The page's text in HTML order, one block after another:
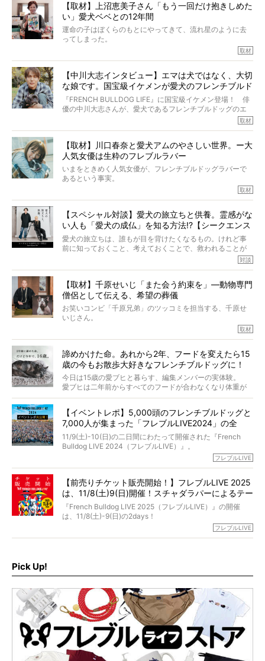
ところが、フレンチブルドッグの桃太郎は9歳で脳腫瘍を発
症し、なんと4年7ヶ月間も生き抜いたのです。旅立ったと
きの年齢は13歳と11ヶ月、レジェンド級のレジェンドでし
た。さらには、治療後3年間は一度も発作が起きなかったと
いいます。
この事実はフレンチブルドッグだけでなく、脳腫瘍と闘う
太郎のオーナーである佐藤さんご夫婦に、治療の選択やケ
アについて詳しくお話しをうかがいました。
【取材】上沼恵美子さん「もう一回だけ抱きしめた
い」愛犬ベベとの12年間
運命の子はぼくらのもとにやってきて、流れ星のように去
ってしまった。
り添いたいと思う。
その悲しみをいますぐ解消することはできないが、話をき
いて、泣いたり笑ったりするのもいいだろう。
こんな子だった、こんなにいい子だった、ほんとうに愛し
ていたと。
ぼくらは上沼恵美子さんのご自宅へ伺って、お話をきこう
と思った。
取材
【中川大志インタビュー】エマは犬ではなく、大切
な娘です。国宝級イケメンが愛犬のフレンチブルド
ッグと一緒に登場
『FRENCH BULLDOG LIFE』に国宝級イケメン登場！ 俳
優の中川大志さんが、愛犬であるフレンチブルドッグのエ
マちゃん（2歳の女の子）にメロメロとの情報を聞きつけ、
カエピソードが次から次へと飛び出しました。
取材
【取材】川口春奈と愛犬アムのやさしい世界。ー大
人気女優は生粋のフレブルラバー
いまをときめく人気女優が、フレンチブルドッグラバーで
あるという事実。
とりを目の当たりにするほどに、そのフレンチブルドッグ
愛がわたしたちのそれとまったく同じであることに、なん
だかうれしくなってしまったのでした。
春奈さんとアムちゃんのすてきな暮らしを、BUHI編集長の
小西がいつくしみながら、切り取らせていただきます。
取材
【スペシャル対談】愛犬の旅立ちと供養。霊感がな
い人も「愛犬の成仏」を知る方法!?【シークエンス
はやとも×PELI】
愛犬の旅立ちは、誰もが目を背けたくなるもの。けれど事
前に知っておくこと、考えておくことで、救われることが
力をもつお笑い芸人「シークエンスはやとも」さんに、愛
犬の旅立ちや供養についてインタビュー。
インタビュアー兼対談相手は、大の犬好きで心霊分野の知
識にも長けているPELIさん。
「愛犬が旅立ったあと、ベッドやおもちゃはどうすればい
くれる？」
さらには、霊感がない人でも愛犬が成仏したことを知る方
法まで。
お笑い芸人だからこそ暗くなりすぎない、むしろ心がスッ
と軽くなる。
永久保存版のスペシャル対談です！
対談
【取材】千原せいじ「また会う約束を」―動物専門
僧侶として伝える、希望の葬儀
お笑いコンビ「千原兄弟」のツッコミを担当する、千原せ
いじさん。
た。
僧侶としての名は「靖賢（せいけん）」。
当時54歳という年齢にして、なぜ動物専門僧侶という道を
選んだのか。
また、愛犬の旅立ちとどのように向き合うべきなのか。
た。
取材
諦めかけた命。あれから2年、フードを変えたら15
歳の今もお散歩大好きなフレンチブルドッグに！
今日は15歳の愛ブヒと暮らす、編集メンバーの実体験。
愛ブヒは二年前からすべてのフードが合わなくなり体重が
激減。検査をしても異常はなく「年齢のせいですね…」と言
もう諦めるしかないのかな…そんなとき、我が家に届いたの
が「THE fu-do(ザ・フード)」の試食品でした。
そして「THE fu-do(ザ・フード)」を食べつづけて二年、愛
ブヒは15歳になり、今も元気にお散歩をしています。
今回は、二年前の絶望から今までを包み隠さず、時系列で
【イベントレポ】5,000頭のフレンチブルドッグと
7,000人が集まった「フレブルLIVE2024」の全
貌！
11/9(土)-10(日)の二日間にわたって開催された『French
Bulldog LIVE 2024（フレブルLIVE）』。
今年はのべ5,000頭のフレンチブルドッグと7,000人のフレ
day1の司会はフレブルラバーのロッチさん。day2の音楽フ
ェスには世代ど真ん中のPUFFYが出演するなど、例年以上
に豪華なラインナップ。
北は北海道、南は鹿児島県から。全国のフレンチブルドッ
グが一堂に会した「フレブルLIVE2024」の模様を、詳しく
フレブルLIVE
【前売りチケット販売開始！】フレブルLIVE 2025
は、11/8(土)9(日)開催！スチャダラパーによるテー
マソング制作も決定
『French Bulldog LIVE 2025（フレブルLIVE）』の開催
は、11/8(土)-9(日)の2days！
お得な前売りチケット、いよいよ販売スタートです！
ど、内容盛りだくさんでお送りしていますので、最後まで
お見逃しなく！
フレブルLIVE
Pick Up!